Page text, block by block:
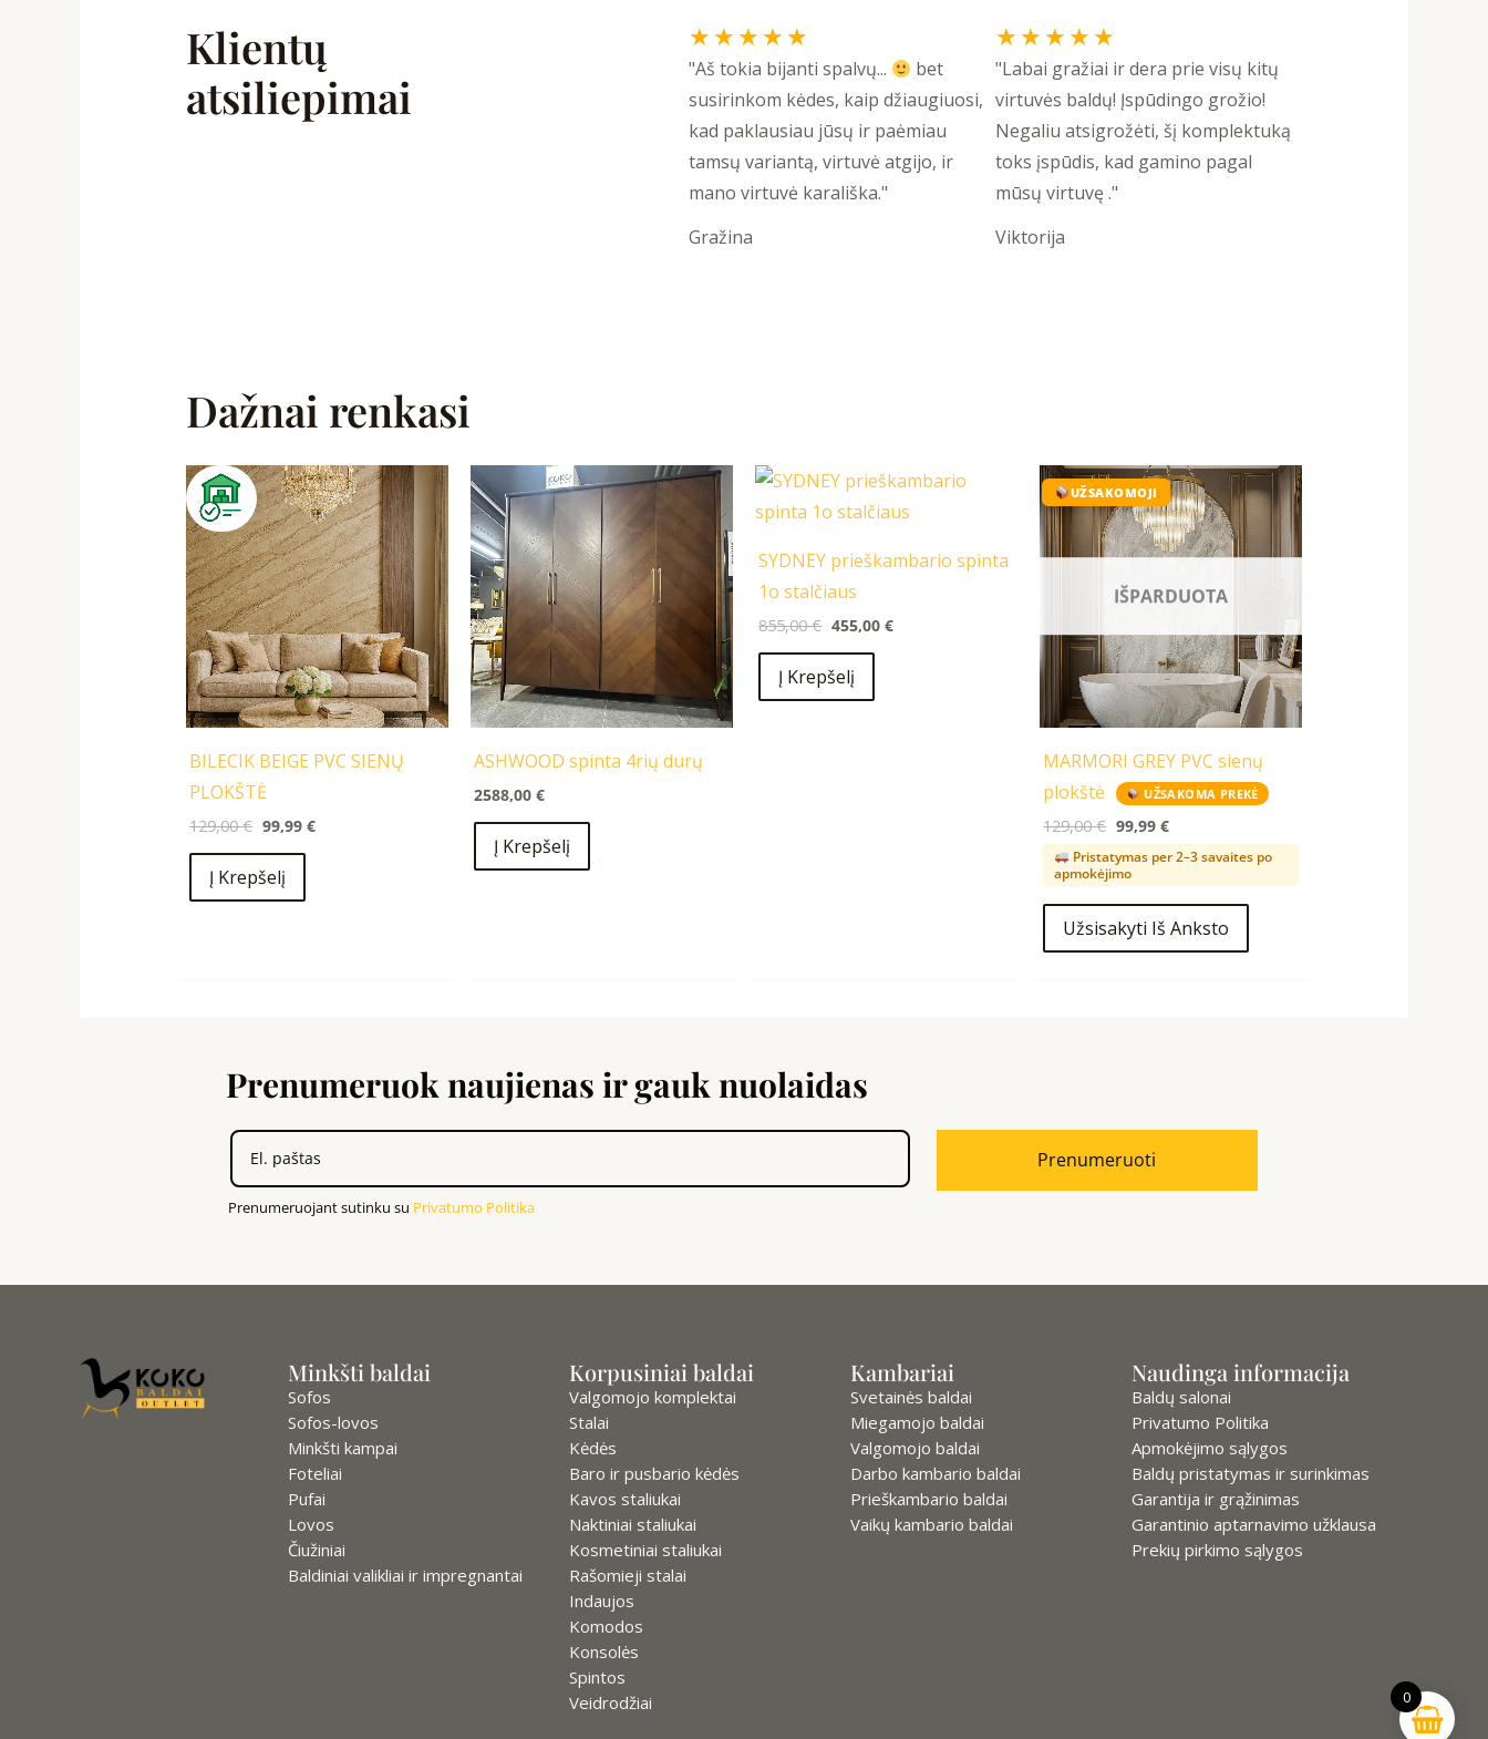
Klientų
atsiliepimai
★ ★ ★ ★ ★
5
out
of
5
"Aš tokia bijanti spalvų...
bet
susirinkom kėdes, kaip džiaugiuosi,
kad paklausiau jūsų ir paėmiau
tamsų variantą, virtuvė atgijo, ir
mano virtuvė karališka."
Gražina
★ ★ ★ ★ ★
5
out
of
5
"Labai gražiai ir dera prie visų kitų
virtuvės baldų! Įspūdingo grožio!
Negaliu atsigrožėti, šį komplektuką
toks įspūdis, kad gamino pagal
mūsų virtuvę ."
Viktorija
Dažnai renkasi
BILECIK BEIGE PVC SIENŲ
PLOKŠTĖ
129,00€
Original
price
was:
129,00 €.
99,99€
Current
price
is:
99,99 €.
Į Krepšelį
ASHWOOD spinta 4rių durų
2588,00€
Į Krepšelį
SYDNEY prieškambario spinta
1o stalčiaus
855,00€
Original
price
was:
455,00€
Current
price
is:
Į Krepšelį
UŽSAKOMOJI
IŠPARDUOTA
MARMORI GREY PVC sienų
plokštė
UŽSAKOMA PREKĖ
129,00€
Original
price
was:
129,00 €.
99,99€
Current
price
is:
99,99 €.
Pristatymas per 2–3 savaites po
apmokėjimo
Užsisakyti Iš Anksto
Prenumeruok naujienas ir gauk nuolaidas
Prenumeruojant sutinku su Privatumo Politika
Prenumeruoti
Minkšti baldai
Sofos
Sofos-lovos
Minkšti kampai
Foteliai
Pufai
Lovos
Čiužiniai
Baldiniai valikliai ir impregnantai
Korpusiniai baldai
Valgomojo komplektai
Stalai
Kėdės
Baro ir pusbario kėdės
Kavos staliukai
Naktiniai staliukai
Kosmetiniai staliukai
Rašomieji stalai
Indaujos
Komodos
Konsolės
Spintos
Veidrodžiai
Kambariai
Svetainės baldai
Miegamojo baldai
Valgomojo baldai
Darbo kambario baldai
Prieškambario baldai
Vaikų kambario baldai
Naudinga informacija
Baldų salonai
Privatumo Politika
Apmokėjimo sąlygos
Baldų pristatymas ir surinkimas
Garantija ir grąžinimas
Garantinio aptarnavimo užklausa
Prekių pirkimo sąlygos
0